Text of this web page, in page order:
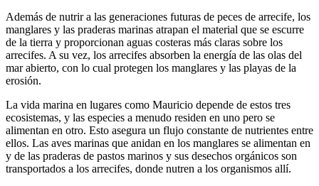
Además de nutrir a las generaciones futuras de peces de arrecife, los
manglares y las praderas marinas atrapan el material que se escurre
de la tierra y proporcionan aguas costeras más claras sobre los
arrecifes. A su vez, los arrecifes absorben la energía de las olas del
mar abierto, con lo cual protegen los manglares y las playas de la
erosión.
La vida marina en lugares como Mauricio depende de estos tres
ecosistemas, y las especies a menudo residen en uno pero se
alimentan en otro. Esto asegura un flujo constante de nutrientes entre
ellos. Las aves marinas que anidan en los manglares se alimentan en
y de las praderas de pastos marinos y sus desechos orgánicos son
transportados a los arrecifes, donde nutren a los organismos allí.